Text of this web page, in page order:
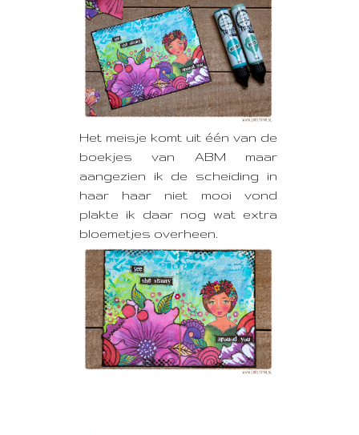
Het meisje komt uit één van de
boekjes van ABM maar
aangezien ik de scheiding in
haar haar niet mooi vond
plakte ik daar nog wat extra
bloemetjes overheen.